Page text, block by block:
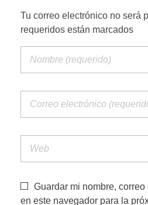
PORTFOLIO WEB
Tu correo electrónico no será
requeridos están marcados
Guardar mi nombre,
en este navegador para la